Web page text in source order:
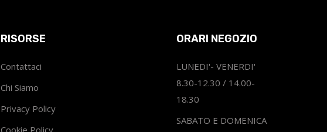
RISORSE
Contattaci
Chi Siamo
Privacy Policy
ORARI NEGOZIO
LUNEDI'- VENERDI'
8.30-12.30 / 14.00-
18.30
SABATO E DOMENICA